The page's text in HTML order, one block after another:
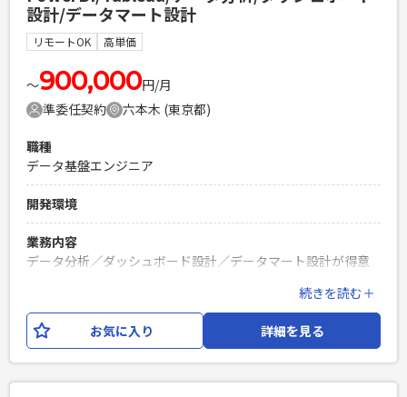
SEO）業務 └メルマガ業務 └集計・定型業務 【ご参加い
ただきたい定例MTG】（※変動する可能性あり） ・毎日朝礼
9:00〜（朝会は参加不要になる可能性あり） ・月曜日10:00〜
30分程度 ・水曜日13:00〜14:00、15:00〜16:00 ・木曜日
15:00〜16:00 ・毎月第二金曜日13:00~14:30
・マーケティング戦略と戦術の検討と立案ができる方 ・チー
ムリーダーやプロジェクトリーダーの経験 ・Web広告の運
用〜予算の管理までの経験 ・KPI設計、管理経験 ・Webサイ
トの課題を見つけ解決方法まで立案できる方 ・ロジカルに物
事を俯瞰し、建設的な対話ができる方 ・CMSの操作経験
（Webサイトの更新やページ作成） ・データ分析とレポート
作成経験 ・業務での生成AIの活用経験
PHPを用いたWebサービスの開発経験4年以上
Laravelを用いた開発経験1年以上
エンジニア複数人のチームでの開発経験
設計/データマート設計
リモートOK 高単価
〜900,000円/月
準委任契約
六本木 (東京都)
職種
データ基盤エンジニア
開発環境
業務内容
データ分析／ダッシュボード設計／データマート設計が得意
ートのPower BIによるダッシュボート化 すでに、OBU/RDBU
のPower BIで作成されたダッシュボートがあるので、それを
ほかのBUへ最適化・横展開する 2. 分析レポートを作成するた
続きを読む＋
お気に入り 詳細を見る